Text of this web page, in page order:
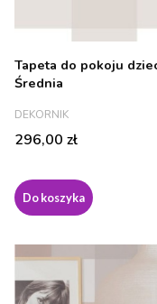
Tapeta do pokoju
Średnia
PRODUCENT
DEKORNIK
Cena
296,00 zł
Do koszyka